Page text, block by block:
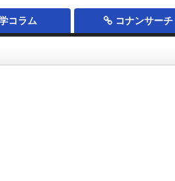
コラム コナンサーチ